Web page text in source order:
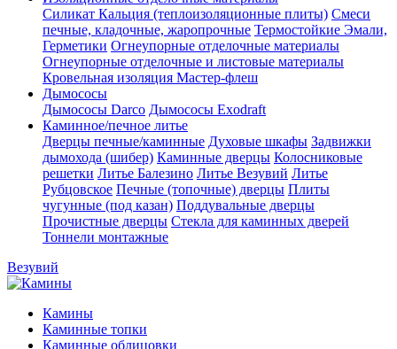
Силикат Кальция (теплоизоляционные плиты) Смеси
печные, кладочные, жаропрочные Термостойкие Эмали,
Герметики Огнеупорные отделочные материалы
Огнеупорные отделочные и листовые материалы
Кровельная изоляция Мастер-флеш
Дымососы
Дымососы Darco Дымососы Exodraft
Каминное/печное литье
Дверцы печные/каминные Духовые шкафы Задвижки
дымохода (шибер) Каминные дверцы Колосниковые
решетки Литье Балезино Литье Везувий Литье
Рубцовское Печные (топочные) дверцы Плиты
чугунные (под казан) Поддувальные дверцы
Прочистные дверцы Стекла для каминных дверей
Тоннели монтажные
Везувий
Камины
Каминные топки
Каминные облицовки